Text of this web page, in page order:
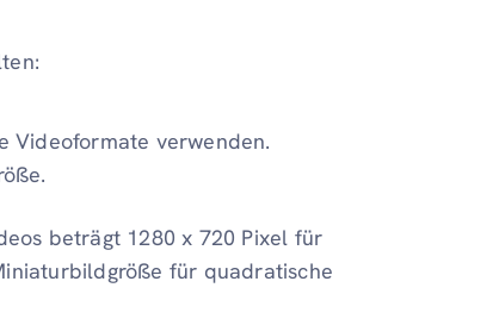
Videoformate verwenden.
beträgt 1280 x 720 Pixel für
für quadratische